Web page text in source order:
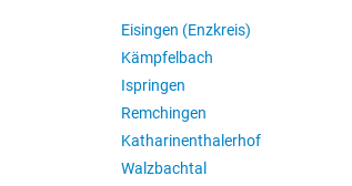
Eisingen (Enzkreis)
Kämpfelbach
Ispringen
Remchingen
Katharinenthalerhof
Walzbachtal